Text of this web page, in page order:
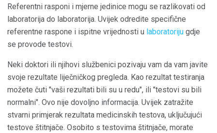
Referentni rasponi i mjerne jedinice mogu se razlikovati od
laboratorija do laboratorija. Uvijek odredite specifične
referentne raspone i ispitne vrijednosti u laboratoriju gdje
se provode testovi.
Neki doktori ili njihovi službenici pozivaju vam da vam javite
svoje rezultate liječničkog pregleda. Kao rezultat testiranja
možete čuti "vaši rezultati bili su u redu", ili "testovi su bili
normalni". Ovo nije dovoljno informacija. Uvijek zatražite
stvarni primjerak rezultata medicinskih testova, uključujući
testove štitnjače. Osobito s testovima štitnjače, morate